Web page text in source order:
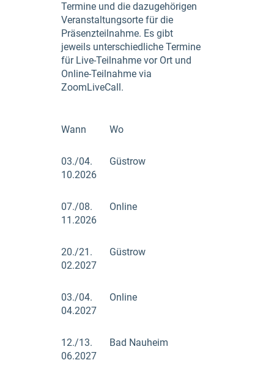
Termine und die dazugehörigen
Veranstaltungsorte für die
Präsenzteilnahme. Es gibt
jeweils unterschiedliche Termine
für Live-Teilnahme vor Ort und
Online-Teilnahme via
ZoomLiveCall.
Wann Wo
03./04.
10.2026
Güstrow
07./08.
11.2026
Online
20./21.
02.2027
Güstrow
03./04.
04.2027
Online
12./13.
06.2027
Bad Nauheim